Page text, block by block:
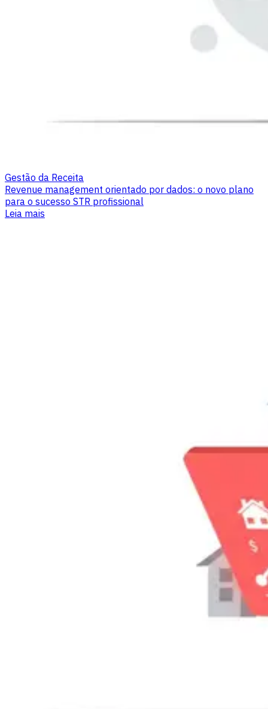
Gestão da Receita
Revenue management orientado por dados: o novo plano
para o sucesso STR profissional
Leia mais